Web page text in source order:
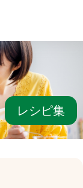
レシピ集